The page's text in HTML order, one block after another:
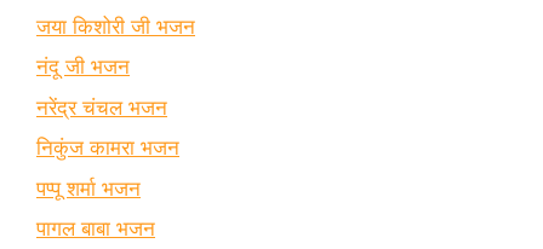
जया किशोरी जी भजन
नंदू जी भजन
नरेंद्र चंचल भजन
निकुंज कामरा भजन
पप्पू शर्मा भजन
पागल बाबा भजन